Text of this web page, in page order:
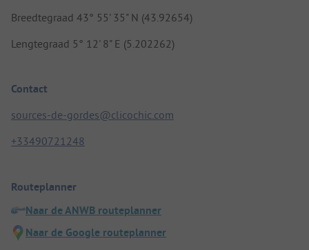
Breedtegraad 43° 55' 35" N (43.92654)
Lengtegraad 5° 12' 8" E (5.202262)
Contact
sources-de-gordes@clicochic.com
+33490721248
Routeplanner
Naar de ANWB routeplanner
Naar de Google routeplanner